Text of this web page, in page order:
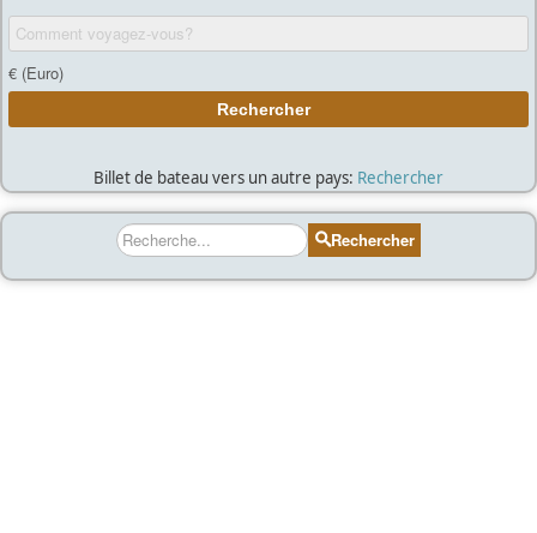
Billet de bateau vers un autre pays: Rechercher
Rechercher Rechercher